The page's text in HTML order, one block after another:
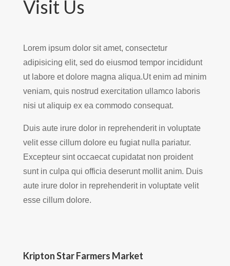
Visit Us
Lorem ipsum dolor sit amet, consectetur
adipisicing elit, sed do eiusmod tempor incididunt
ut labore et dolore magna aliqua.Ut enim ad minim
veniam, quis nostrud exercitation ullamco laboris
nisi ut aliquip ex ea commodo consequat.
Duis aute irure dolor in reprehenderit in voluptate
velit esse cillum dolore eu fugiat nulla pariatur.
Excepteur sint occaecat cupidatat non proident
sunt in culpa qui officia deserunt mollit anim. Duis
aute irure dolor in reprehenderit in voluptate velit
esse cillum dolore.
Kripton Star Farmers Market